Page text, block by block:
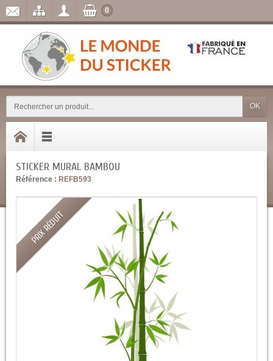
OK
0
STICKER MURAL BAMBOU
Référence : REFB593
PRIX RÉDUIT